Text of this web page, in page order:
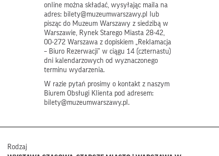
online można składać, wysyłając maila na
adres: bilety@muzeumwarszawy.pl lub
pisząc do Muzeum Warszawy z siedzibą w
Warszawie, Rynek Starego Miasta 28-42,
00-272 Warszawa z dopiskiem „Reklamacja
– Biuro Rezerwacji” w ciągu 14 (czternastu)
dni kalendarzowych od wyznaczonego
terminu wydarzenia.
W razie pytań prosimy o kontakt z naszym
Biurem Obsługi Klienta pod adresem:
bilety@muzeumwarszawy.pl.
Rodzaj